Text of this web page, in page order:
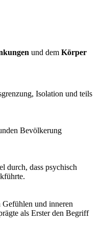
und dem Körper
Isolation und teils
Bevölkerung
durch, dass psychisch
und inneren
als Erster den Begriff